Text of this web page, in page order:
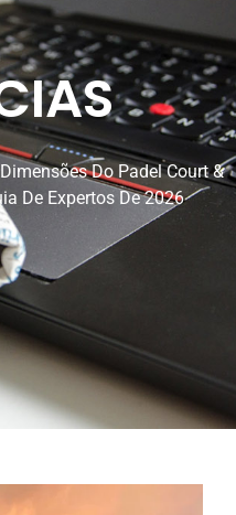
Do Padel Court &
De Expertos De 2026